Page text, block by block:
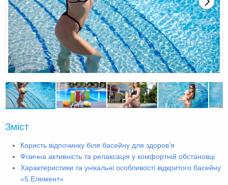
Зміст
Користь відпочинку біля басейну для здоров’я
Фізична активність та релаксація у комфортній обстановці
Характеристики та унікальні особливості відкритого басейну
«5 Елемент»